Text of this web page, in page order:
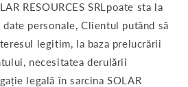
RESOURCES SRLpoate sta la
personale, Clientul putând să
legitim, la baza prelucrării
necesitatea derulării
legală în sarcina SOLAR